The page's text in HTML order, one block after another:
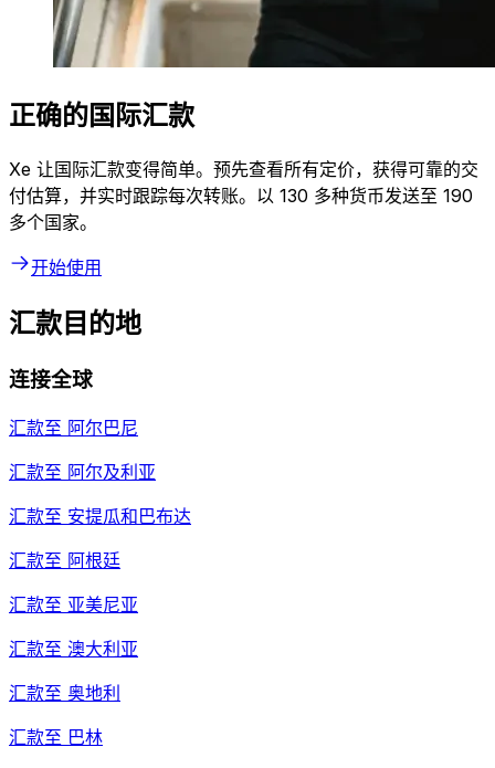
正确的国际汇款
Xe 让国际汇款变得简单。预先查看所有定价，获得可靠的交
付估算，并实时跟踪每次转账。以 130 多种货币发送至 190
多个国家。
开始使用
汇款目的地
连接全球
汇款至 阿尔巴尼
汇款至 阿尔及利亚
汇款至 安提瓜和巴布达
汇款至 阿根廷
汇款至 亚美尼亚
汇款至 澳大利亚
汇款至 奥地利
汇款至 巴林